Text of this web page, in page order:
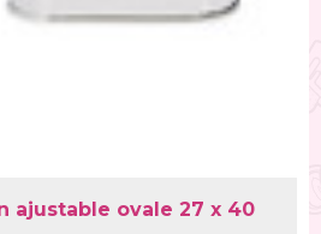
ajustable ovale 27 x 40